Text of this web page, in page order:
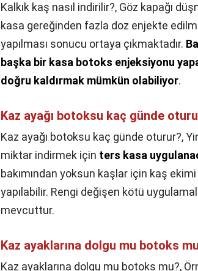
Kalkık kaş nasıl indirilir?, Göz kapağı
kasa gereğinden fazla doz enjekte
yapılması sonucu ortaya çıkmaktadır.
başka bir kasa botoks enjeksiyonu
doğru kaldırmak mümkün olabiliyor.
Kaz ayağı botoksu kaç günde
Kaz ayağı botoksu kaç günde oturur?,
miktar indirmek için ters kasa
bakımından yoksun kaşlar için kaş
yapılabilir. Rengi değişen kötü
mevcuttur.
Kaz ayaklarına dolgu mu botoks
Kaz ayaklarına dolgu mu botoks mu?,